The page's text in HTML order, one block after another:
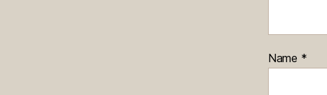
Name *